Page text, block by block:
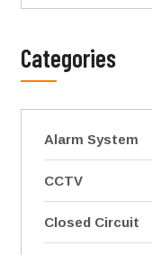
Categories
Alarm System
CCTV
Closed Circuit